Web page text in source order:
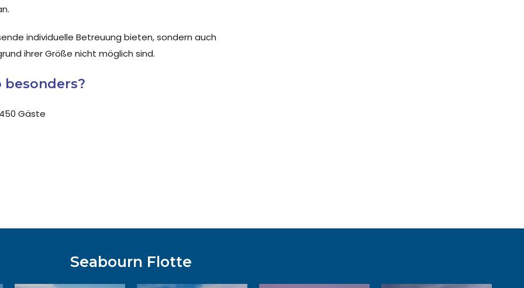
individuelle Betreuung bieten, sondern auch
ihrer Größe nicht möglich sind.
besonders?
Gäste
Seabourn Flotte